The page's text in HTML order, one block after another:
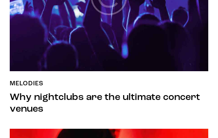
MELODIES
Why nightclubs are the ultimate concert
venues